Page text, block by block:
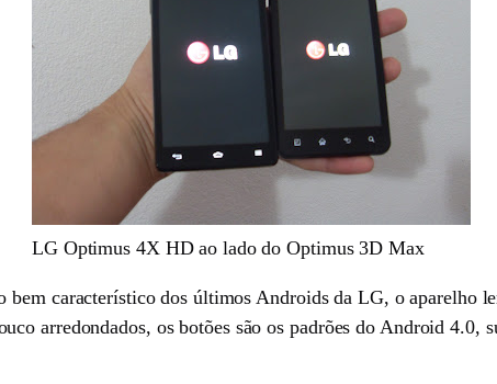
LG Optimus 4X HD ao lado do Optimus 3D Max
bem característico dos últimos Androids da LG, o aparelho
arredondados, os botões são os padrões do Android 4.0,